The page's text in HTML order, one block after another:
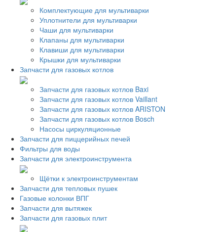
Комплектующие для мультиварки
Уплотнители для мультиварки
Чаши для мультиварки
Клапаны для мультиварки
Клавиши для мультиварки
Крышки для мультиварки
Запчасти для газовых котлов
Запчасти для газовых котлов Baxi
Запчасти для газовых котлов Vaillant
Запчасти для газовых котлов ARISTON
Запчасти для газовых котлов Bosch
Насосы циркуляционные
Запчасти для пиццерийных печей
Фильтры для воды
Запчасти для электроинструмента
Щётки к электроинструментам
Запчасти для тепловых пушек
Газовые колонки ВПГ
Запчасти для вытяжек
Запчасти для газовых плит